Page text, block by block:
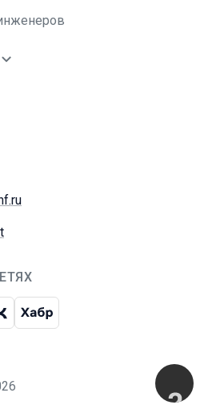
канал
Хабр